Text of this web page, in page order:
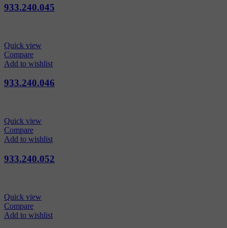
933.240.045
Quick view
Compare
Add to wishlist
933.240.046
Quick view
Compare
Add to wishlist
933.240.052
Quick view
Compare
Add to wishlist